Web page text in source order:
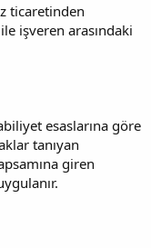
ticaretinden
işveren arasındaki
esaslarına göre
tanıyan
giren